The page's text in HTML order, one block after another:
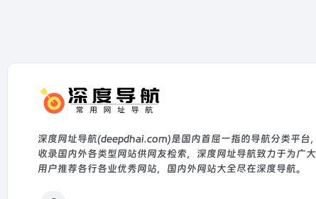
深度网址导航(deepdhai.com)是国内首屈一指的导航分类平台，
收录国内外各类型网站供网友检索，深度网址导航致力于为广大
用户推荐各行各业优秀网站，国内外网站大全尽在深度导航。